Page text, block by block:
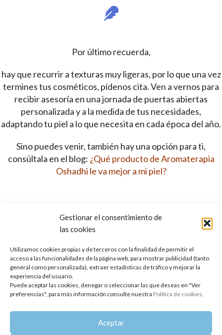
Gestionar el consentimiento de
las cookies
Utilizamos cookies propias y de terceros con la finalidad de permitir el
acceso a las funcionalidades de la página web, para mostrar publicidad (tanto
general como personalizada), extraer estadísticas de tráfico y mejorar la
experiencia del usuario.
Puede aceptar las cookies, denegar o seleccionar las que deseas en "Ver
preferencias", para más información consulte nuestra Política de cookies.
Aceptar
Por último recuerda,
hay que recurrir a texturas muy ligeras, por lo que una vez
termines tus cosméticos, pídenos cita. Ven a vernos para
recibir asesoría en una jornada de puertas abiertas
personalizada y a la medida de tus necesidades,
adaptando tu piel a lo que necesita en cada época del año.
Sino puedes venir, también hay una opción para ti,
consúltala en el blog: ¿Qué producto de Aromaterapia
Oshadhi le va mejor a mi piel?
No lo dudes, estamos para ayudarte.
asfixia depuraciónespinillas foliculoshiperqueratosispapulaspiel grasa
puntos negros verrugas